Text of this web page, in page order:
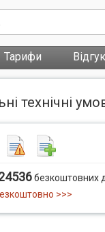
Тарифи
технічні
безкоштовних
>>>